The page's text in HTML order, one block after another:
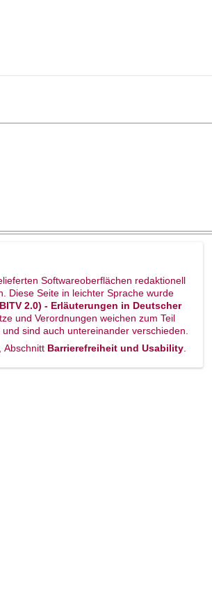
Softwareoberflächen redaktionell
Diese Seite in leichter Sprache wurde
2.0) - Erläuterungen in Deutscher
und Verordnungen weichen zum Teil
sind auch untereinander verschieden.
, Abschnitt Barrierefreiheit und Usability